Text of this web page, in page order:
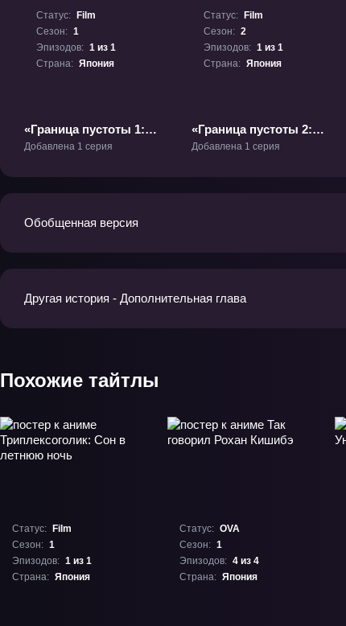
Статус:
Film
Сезон: 1
Эпизодов: 1 из 1
Страна: Япония
«Граница пустоты 1:
Вид с высоты»
Добавлена 1 серия
Статус:
Film
Сезон: 2
Эпизодов: 1 из 1
Страна: Япония
«Граница пустоты 2:
Теория убийства -
Добавлена 1 серия
Обобщенная версия
Другая история - Дополнительная глава
Похожие тайтлы
Статус:
Film
Сезон: 1
Эпизодов: 1 из 1
Страна: Япония
Статус: OVA
Сезон: 1
Эпизодов: 4 из 4
Страна: Япония